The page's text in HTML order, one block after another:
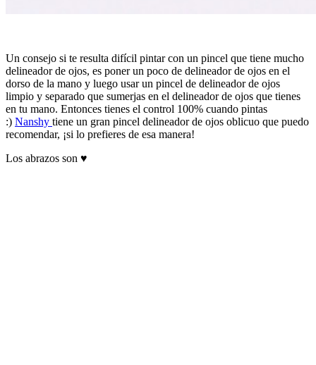
Un consejo si te resulta difícil pintar con un pincel que tiene mucho
delineador de ojos, es poner un poco de delineador de ojos en el
dorso de la mano y luego usar un pincel de delineador de ojos
limpio y separado que sumerjas en el delineador de ojos que tienes
en tu mano. Entonces tienes el control 100% cuando pintas
:) Nanshy tiene un gran pincel delineador de ojos oblicuo que puedo
recomendar, ¡si lo prefieres de esa manera!
Los abrazos son ♥